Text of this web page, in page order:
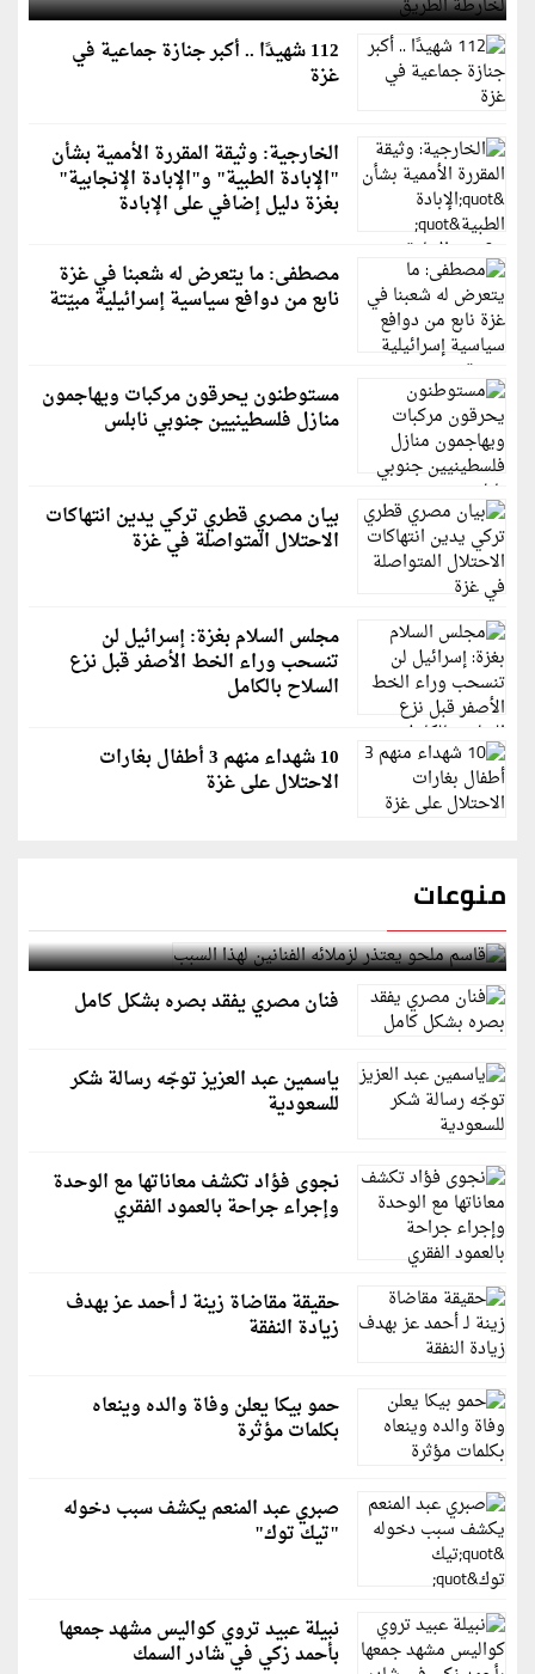
112 شهيدًا .. أكبر جنازة جماعية في
غزة
الخارجية: وثيقة المقررة الأممية بشأن
"الإبادة الطبية" و"الإبادة الإنجابية"
بغزة دليل إضافي على الإبادة
مصطفى: ما يتعرض له شعبنا في غزة
نابع من دوافع سياسية إسرائيلية مبيّتة
مستوطنون يحرقون مركبات ويهاجمون
منازل فلسطينيين جنوبي نابلس
بيان مصري قطري تركي يدين انتهاكات
الاحتلال المتواصلة في غزة
مجلس السلام بغزة: إسرائيل لن
تنسحب وراء الخط الأصفر قبل نزع
السلاح بالكامل
10 شهداء منهم 3 أطفال بغارات
الاحتلال على غزة
منوعات
قاسم ملحو يعتذر لزملائه الفنانين لهذا السبب
فنان مصري يفقد بصره بشكل كامل
ياسمين عبد العزيز توجّه رسالة شكر
للسعودية
نجوى فؤاد تكشف معاناتها مع الوحدة
وإجراء جراحة بالعمود الفقري
حقيقة مقاضاة زينة لـ أحمد عز بهدف
زيادة النفقة
حمو بيكا يعلن وفاة والده وينعاه
بكلمات مؤثرة
صبري عبد المنعم يكشف سبب دخوله
"تيك توك"
نبيلة عبيد تروي كواليس مشهد جمعها
بأحمد زكي في شادر السمك